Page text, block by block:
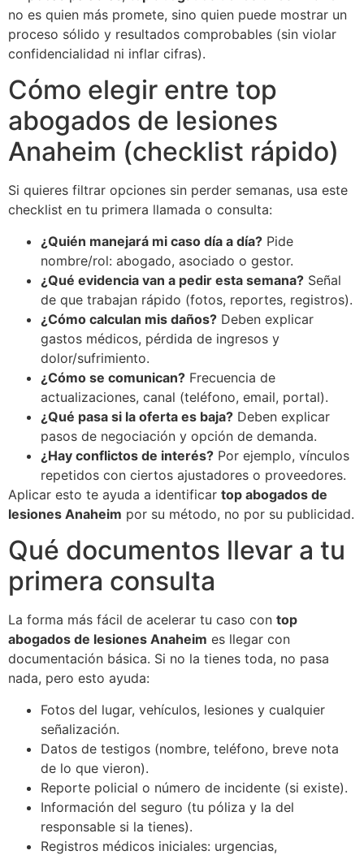
no es quien más promete, sino quien puede mostrar un
proceso sólido y resultados comprobables (sin violar
confidencialidad ni inflar cifras).
Cómo elegir entre top
abogados de lesiones
Anaheim (checklist rápido)
Si quieres filtrar opciones sin perder semanas, usa este
checklist en tu primera llamada o consulta:
¿Quién manejará mi caso día a día? Pide
nombre/rol: abogado, asociado o gestor.
¿Qué evidencia van a pedir esta semana? Señal
de que trabajan rápido (fotos, reportes, registros).
¿Cómo calculan mis daños? Deben explicar
gastos médicos, pérdida de ingresos y
dolor/sufrimiento.
¿Cómo se comunican? Frecuencia de
actualizaciones, canal (teléfono, email, portal).
¿Qué pasa si la oferta es baja? Deben explicar
pasos de negociación y opción de demanda.
¿Hay conflictos de interés? Por ejemplo, vínculos
repetidos con ciertos ajustadores o proveedores.
Aplicar esto te ayuda a identificar top abogados de
lesiones Anaheim por su método, no por su publicidad.
Qué documentos llevar a tu
primera consulta
La forma más fácil de acelerar tu caso con top
abogados de lesiones Anaheim es llegar con
documentación básica. Si no la tienes toda, no pasa
nada, pero esto ayuda:
Fotos del lugar, vehículos, lesiones y cualquier
señalización.
Datos de testigos (nombre, teléfono, breve nota
de lo que vieron).
Reporte policial o número de incidente (si existe).
Información del seguro (tu póliza y la del
responsable si la tienes).
Registros médicos iniciales: urgencias,